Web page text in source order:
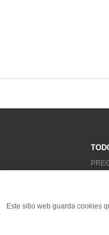
Este sitio web guarda cookies